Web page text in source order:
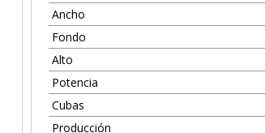
Ancho
Fondo
Alto
Potencia
Cubas
Producción